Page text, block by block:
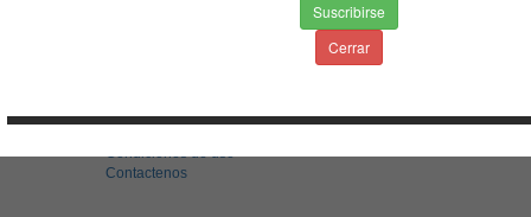
Envios & Devoluciones
Condiciones de uso
Contactenos
Suscribirse
Cerrar